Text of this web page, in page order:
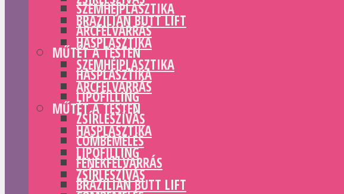
SZEMHÉJPLASZTIKA
ARCFELVARRÁS
MŰTÉT A TESTEN
HASPLASZTIKA
LIPOFILLING
ZSÍRLESZÍVÁS
COMBEMELÉS
FENÉKFELVARRÁS
BRAZILIAN BUTT LIFT
BRAZILIAN BUTT LIFT
HASPLASZTIKA
SZEMHÉJPLASZTIKA
ARCFELVARRÁS
MŰTÉT A TESTEN
HASPLASZTIKA
LIPOFILLING
ZSÍRLESZÍVÁS